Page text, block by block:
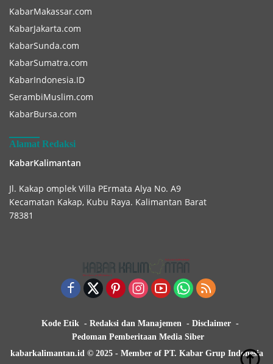
KabarMakassar.com
KabarJakarta.com
KabarSunda.com
KabarSumatra.com
KabarIndonesia.ID
SerambiMuslim.com
KabarBursa.com
Alamat Redaksi
KabarKalimantan
Jl. Kakap omplek Villa PErmata Alya No. A9
Kecamatan Kakap, Kubu Raya. Kalimantan Barat
78381
Kode Etik Redaksi dan Manajemen
Disclaimer
Pedoman Pemberitaan Media Siber
kabarkalimantan.id © 2025 - Member of PT. Kabar Grup Indonesia